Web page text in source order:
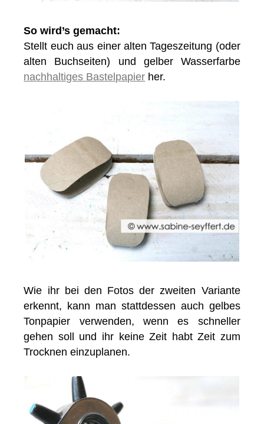
So wird’s gemacht:
Stellt euch aus einer alten Tageszeitung (oder
alten Buchseiten) und gelber Wasserfarbe
nachhaltiges Bastelpapier her.
Wie ihr bei den Fotos der zweiten Variante
erkennt, kann man stattdessen auch gelbes
Tonpapier verwenden, wenn es schneller
gehen soll und ihr keine Zeit habt Zeit zum
Trocknen einzuplanen.